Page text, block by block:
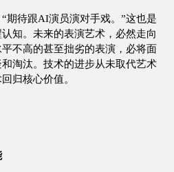
期待跟AI演员演对手戏。”这也是
知。未来的表演艺术，必然走向
不高的甚至拙劣的表演，必将面
淘汰。技术的进步从未取代艺术
归核心价值。